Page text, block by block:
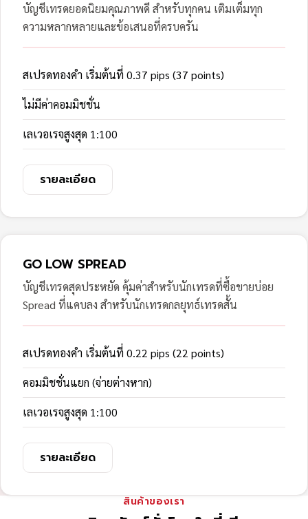
บัญชีเทรดยอดนิยมคุณภาพดี สำหรับทุกคน เติมเต็มทุก
ความหลากหลายและข้อเสนอที่ครบครัน
สเปรดทองคำ เริ่มต้นที่ 0.37 pips (37 points)
ไม่มีค่าคอมมิชชั่น
เลเวอเรจสูงสุด 1:100
รายละเอียด
GO LOW SPREAD
บัญชีเทรดสุดประหยัด คุ้มค่าสำหรับนักเทรดที่ซื้อขายบ่อย
Spread ที่แคบลง สำหรับนักเทรดกลยุทธ์เทรดสั้น
สเปรดทองคำ เริ่มต้นที่ 0.22 pips (22 points)
คอมมิชชั่นแยก (จ่ายต่างหาก)
เลเวอเรจสูงสุด 1:100
รายละเอียด
สินค้าของเรา